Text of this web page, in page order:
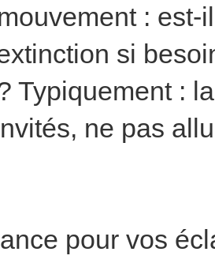
:
si
Typiquement :
ne pas
pour vos